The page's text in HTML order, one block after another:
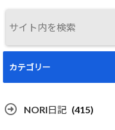
カテゴリー
NORI日記 (415)